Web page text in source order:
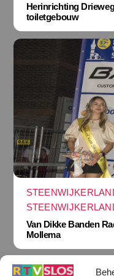
Herinrichting
toiletgebouw
Van Dikke Banden
Mollema